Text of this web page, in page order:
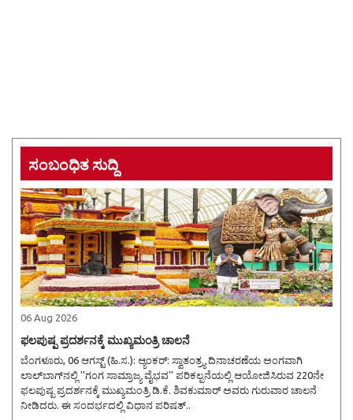
ಸಂಬಂಧಿತ ಸುದ್ದಿ
06 Aug 2026
ಫಲಪುಷ್ಪ ಪ್ರದರ್ಶನಕ್ಕೆ ಮುಖ್ಯಮಂತ್ರಿ ಚಾಲನೆ
ಬೆಂಗಳೂರು, 06 ಆಗಸ್ಟ್ (ಹಿ.ಸ.): ಆ್ಯಂಕರ್: ಸ್ವಾತಂತ್ರ್ಯ ದಿನಾಚರಣೆಯ ಅಂಗವಾಗಿ
ಲಾಲ್‌ಬಾಗ್‌ನಲ್ಲಿ ''ಗಂಗ ಸಾಮ್ರಾಜ್ಯ ವೈಭವ'' ಪರಿಕಲ್ಪನೆಯಲ್ಲಿ ಆಯೋಜಿಸಿರುವ 220ನೇ
ಫಲಪುಷ್ಪ ಪ್ರದರ್ಶನಕ್ಕೆ ಮುಖ್ಯಮಂತ್ರಿ ಡಿ.ಕೆ. ಶಿವಕುಮಾರ್ ಅವರು ಗುರುವಾರ ಚಾಲನೆ
ನೀಡಿದರು. ಈ ಸಂದರ್ಭದಲ್ಲಿ ವಿಧಾನ ಪರಿಷತ್..